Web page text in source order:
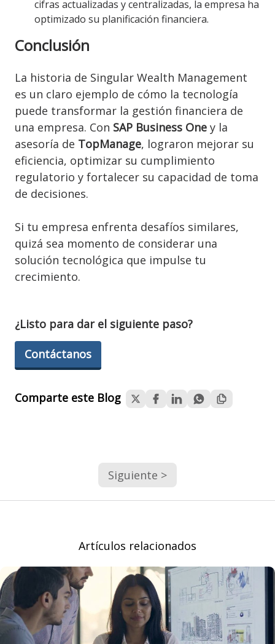
cifras actualizadas y centralizadas, la empresa ha
optimizado su planificación financiera.
Conclusión
La historia de Singular Wealth Management
es un claro ejemplo de cómo la tecnología
puede transformar la gestión financiera de
una empresa. Con SAP Business One y la
asesoría de TopManage, lograron mejorar su
eficiencia, optimizar su cumplimiento
regulatorio y fortalecer su capacidad de toma
de decisiones.
Si tu empresa enfrenta desafíos similares,
quizá sea momento de considerar una
solución tecnológica que impulse tu
crecimiento.
¿Listo para dar el siguiente paso?
Contáctanos
Comparte este Blog
Siguiente >
Artículos relacionados